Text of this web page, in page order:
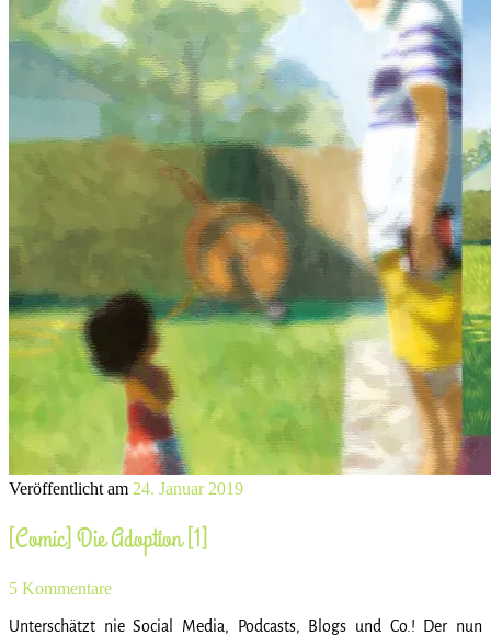
Veröffentlicht am 24. Januar 2019
[Comic] Die Adoption [1]
5 Kommentare
Unterschätzt nie Social Media, Podcasts, Blogs und Co.! Der nun